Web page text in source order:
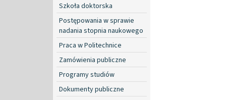
Szkoła doktorska
Postępowania w sprawie
nadania stopnia naukowego
Praca w Politechnice
Zamówienia publiczne
Programy studiów
Dokumenty publiczne